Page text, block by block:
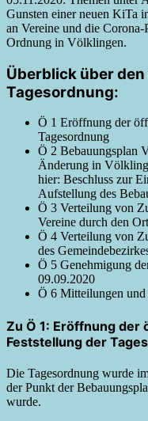
Gunsten einer neuen KiTa
an Vereine und die
Ordnung in Völklingen.
Überblick über
Tagesordnung:
Ö 1 Eröffnung der
Tagesordnung
Ö 2 Bebauungsplan
Änderung in
hier: Beschluss zur
Aufstellung des
Ö 3 Verteilung von
Vereine durch den
Ö 4 Verteilung von
des
Ö 5 Genehmigung
09.09.2020
Ö 6 Mitteilungen und
Zu Ö 1: Eröffnung der
Feststellung der
Die Tagesordnung wurde
der Punkt der
wurde.